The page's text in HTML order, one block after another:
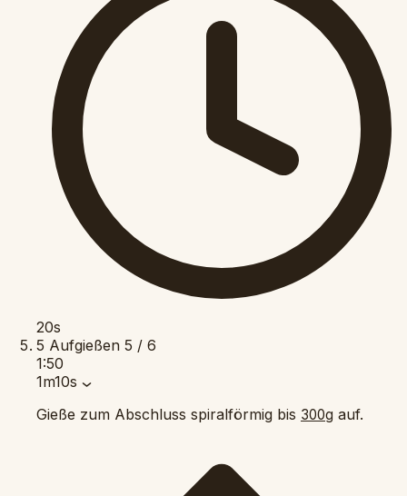
20s
5 Aufgießen 5 / 6
1:50
1m10s
Gieße zum Abschluss spiralförmig bis 300g auf.